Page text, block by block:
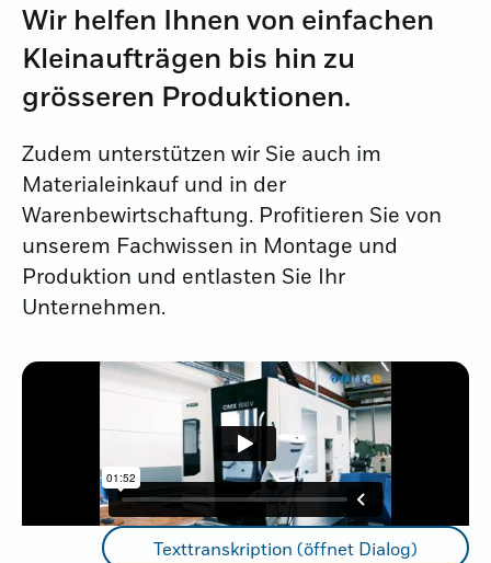
Wir helfen Ihnen von einfachen
Kleinaufträgen bis hin zu
grösseren Produktionen.
Zudem unterstützen wir Sie auch im
Materialeinkauf und in der
Warenbewirtschaftung. Profitieren Sie von
unserem Fachwissen in Montage und
Produktion und entlasten Sie Ihr
Unternehmen.
Texttranskription (öffnet Dialog)